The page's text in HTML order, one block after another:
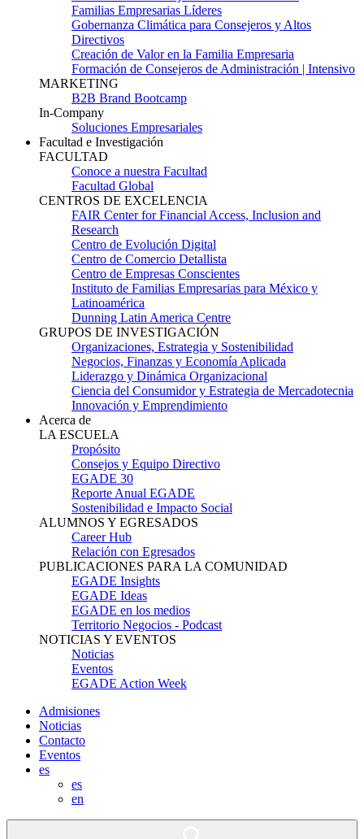
Familias Empresarias Líderes
Gobernanza Climática para Consejeros y Altos
Directivos
Creación de Valor en la Familia Empresaria
Formación de Consejeros de Administración | Intensivo
MARKETING
B2B Brand Bootcamp
In-Company
Soluciones Empresariales
Facultad e Investigación
FACULTAD
Conoce a nuestra Facultad
Facultad Global
CENTROS DE EXCELENCIA
FAIR Center for Financial Access, Inclusion and
Research
Centro de Evolución Digital
Centro de Comercio Detallista
Centro de Empresas Conscientes
Instituto de Familias Empresarias para México y
Latinoamérica
Dunning Latin America Centre
GRUPOS DE INVESTIGACIÓN
Organizaciones, Estrategia y Sostenibilidad
Negocios, Finanzas y Economía Aplicada
Liderazgo y Dinámica Organizacional
Ciencia del Consumidor y Estrategia de Mercadotecnia
Innovación y Emprendimiento
Acerca de
LA ESCUELA
Propósito
Consejos y Equipo Directivo
EGADE 30
Reporte Anual EGADE
Sostenibilidad e Impacto Social
ALUMNOS Y EGRESADOS
Career Hub
Relación con Egresados
PUBLICACIONES PARA LA COMUNIDAD
EGADE Insights
EGADE Ideas
EGADE en los medios
Territorio Negocios - Podcast
NOTICIAS Y EVENTOS
Noticias
Eventos
EGADE Action Week
Admisiones
Noticias
Contacto
Eventos
es
es
en